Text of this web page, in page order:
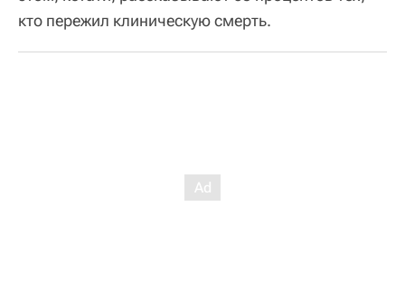
кто пережил клиническую смерть.